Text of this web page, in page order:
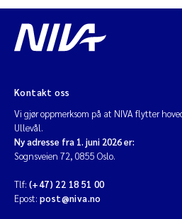
Kontakt oss
Vi gjør oppmerksom på at NIVA flytter
Ullevål.
Ny adresse fra 1. juni 2026 er:
Sognsveien 72, 0855 Oslo.
Tlf: (+47) 22 18 51 00
Epost: post@niva.no